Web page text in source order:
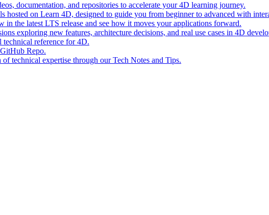
documentation, and repositories to accelerate your 4D learning journey.
hosted on Learn 4D, designed to guide you from beginner to advanced with
in the latest LTS release and see how it moves your applications forward.
exploring new features, architecture decisions, and real use cases in 4D
technical reference for 4D.
Repo.
technical expertise through our Tech Notes and Tips.